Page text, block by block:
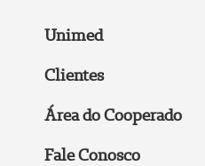
Unimed
Clientes
Área do Cooperado
Fale Conosco